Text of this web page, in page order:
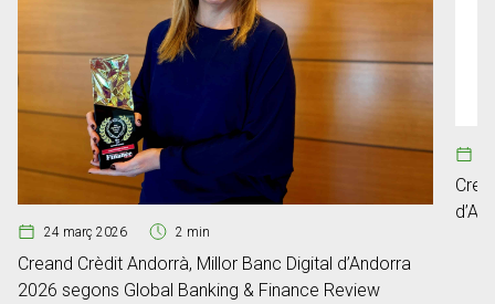
24 març 2026 2 min
Creand Crèdit Andorrà, Millor Banc Digital d’Andorra
2026 segons Global Banking & Finance Review